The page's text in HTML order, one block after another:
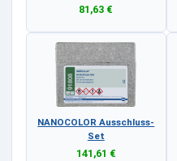
81,63 €
NANOCOLOR Ausschluss-
Set
141,61 €